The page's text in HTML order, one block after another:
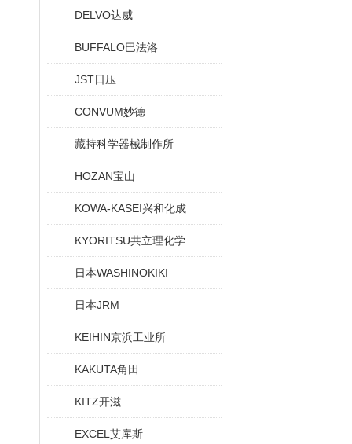
DELVO达威
BUFFALO巴法洛
JST日压
CONVUM妙德
藏持科学器械制作所
HOZAN宝山
KOWA-KASEI兴和化成
KYORITSU共立理化学
日本WASHINOKIKI
日本JRM
KEIHIN京浜工业所
KAKUTA角田
KITZ开滋
EXCEL艾库斯